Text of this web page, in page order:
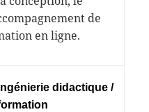
de
en ligne.
Ingénierie didactique /